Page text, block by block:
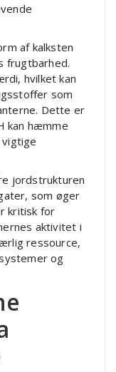
af kalksten
frugtbarhed.
hvilket kan
som
Dette er
kan hæmme
jordstrukturen
som øger
kritisk for
aktivitet i
ressource,
og